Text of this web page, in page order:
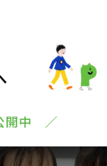
開中 ／